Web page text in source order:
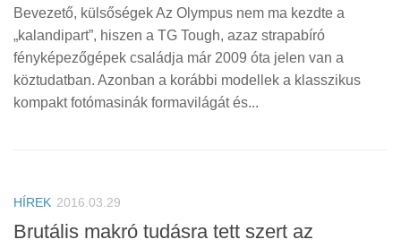
Bevezető, külsőségek Az Olympus nem ma kezdte a
„kalandipart”, hiszen a TG Tough, azaz strapabíró
fényképezőgépek családja már 2009 óta jelen van a
köztudatban. Azonban a korábbi modellek a klasszikus
kompakt fotómasinák formavilágát és...
HÍREK 2016.03.29
Brutális makró tudásra tett szert az